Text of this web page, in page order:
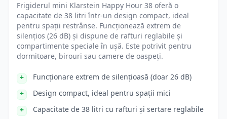
Frigiderul mini Klarstein Happy Hour 38 oferă o
capacitate de 38 litri într-un design compact, ideal
pentru spații restrânse. Funcționează extrem de
silențios (26 dB) și dispune de rafturi reglabile și
compartimente speciale în ușă. Este potrivit pentru
dormitoare, birouri sau camere de oaspeți.
Funcționare extrem de silențioasă (doar 26 dB)
Design compact, ideal pentru spații mici
Capacitate de 38 litri cu rafturi și sertare reglabile